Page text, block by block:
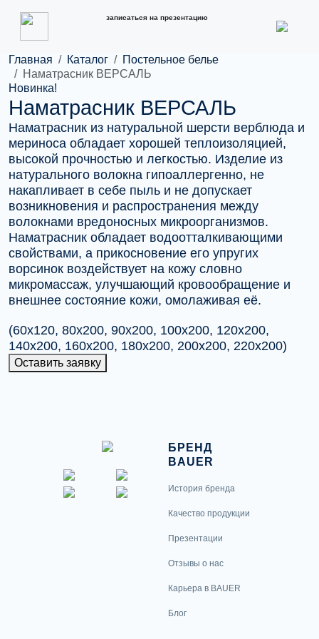
записаться на презентацию
Главная Каталог
Постельное белье
Наматрасник ВЕРСАЛЬ
Новинка!
Наматрасник ВЕРСАЛЬ
Наматрасник из натуральной шерсти верблюда и
мериноса обладает хорошей теплоизоляцией,
высокой прочностью и легкостью. Изделие из
натурального волокна гипоаллергенно, не
накапливает в себе пыль и не допускает
возникновения и распространения между
волокнами вредоносных микроорганизмов.
Наматрасник обладает водоотталкивающими
свойствами, а прикосновение его упругих
ворсинок воздействует на кожу словно
микромассаж, улучшающий кровообращение и
внешнее состояние кожи, омолаживая её.
(60х120, 80х200, 90х200, 100х200, 120х200,
140х200, 160х200, 180х200, 200х200, 220х200)
Оставить заявку
БРЕНД
BAUER
История бренда
Качество продукции
Презентации
Отзывы о нас
Карьера в BAUER
Блог